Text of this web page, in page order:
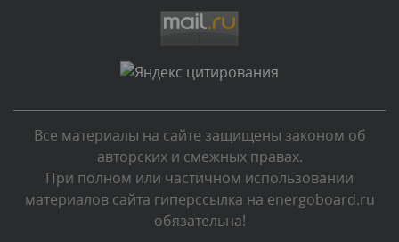
Текст комментария будет виден после проверки
администратором.
Комментарий проверяется
Текст комментария будет виден после проверки
администратором.
Вчера, в 23:39
Все материалы на сайте защищены законом об
авторских и смежных правах.
При полном или частичном использовании
материалов сайта гиперссылка на energoboard.ru
обязательна!